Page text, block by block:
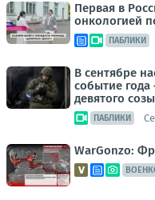
Первая в
онкологией
ПАБЛИКИ
В сентябре
событие
девятого
ПАБЛИКИ
WarGonzo: